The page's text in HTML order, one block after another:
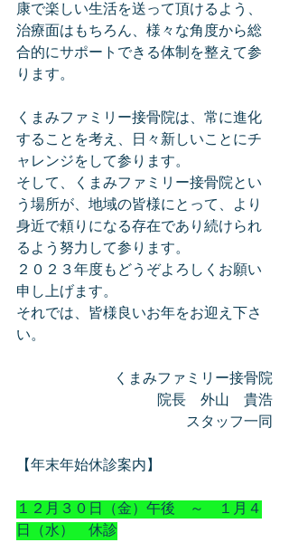
康で楽しい生活を送って頂けるよう、
治療面はもちろん、様々な角度から総
合的にサポートできる体制を整えて参
ります。
くまみファミリー接骨院は、常に進化
することを考え、日々新しいことにチ
ャレンジをして参ります。
そして、くまみファミリー接骨院とい
う場所が、地域の皆様にとって、より
身近で頼りになる存在であり続けられ
るよう努力して参ります。
２０２３年度もどうぞよろしくお願い
申し上げます。
それでは、皆様良いお年をお迎え下さ
い。
くまみファミリー接骨院
院長　外山　貴浩
スタッフ一同
【年末年始休診案内】
１２月３０日（金）午後　～　１月４
日（水）　休診